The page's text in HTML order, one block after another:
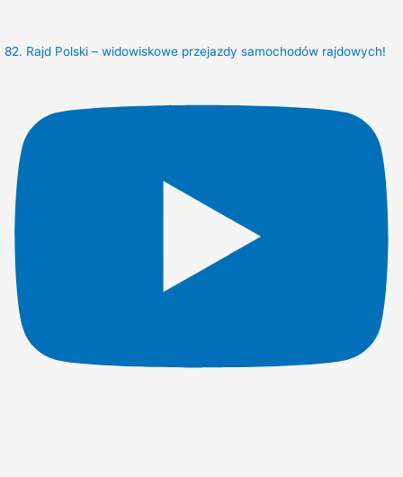
82. Rajd Polski – widowiskowe przejazdy samochodów rajdowych!